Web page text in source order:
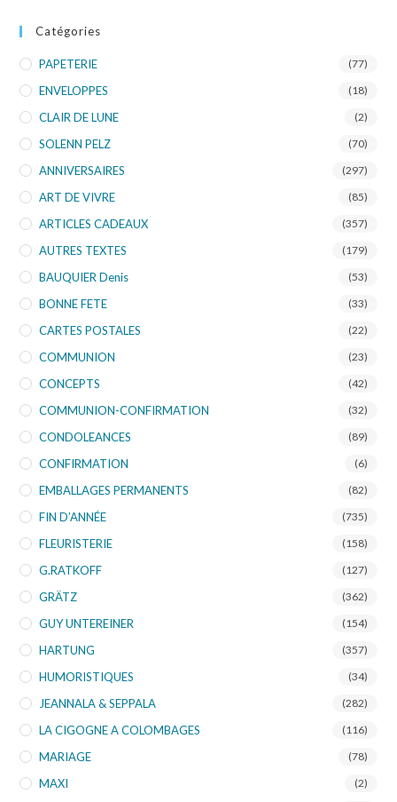
Catégories
PAPETERIE (77)
ENVELOPPES (18)
CLAIR DE LUNE (2)
SOLENN PELZ (70)
ANNIVERSAIRES (297)
ART DE VIVRE (85)
ARTICLES CADEAUX (357)
AUTRES TEXTES (179)
BAUQUIER Denis (53)
BONNE FETE (33)
CARTES POSTALES (22)
COMMUNION (23)
CONCEPTS (42)
COMMUNION-CONFIRMATION (32)
CONDOLEANCES (89)
CONFIRMATION (6)
EMBALLAGES PERMANENTS (82)
FIN D’ANNÉE (735)
FLEURISTERIE (158)
G.RATKOFF (127)
GRÄTZ (362)
GUY UNTEREINER (154)
HARTUNG (357)
HUMORISTIQUES (34)
JEANNALA & SEPPALA (282)
LA CIGOGNE A COLOMBAGES (116)
MARIAGE (78)
MAXI (2)